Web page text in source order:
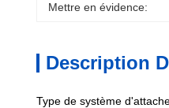
Mettre en évidence:
Description
Type de système